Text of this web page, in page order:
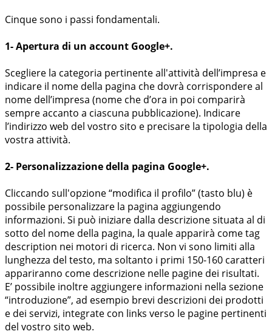
Cinque sono i passi fondamentali.
1- Apertura di un account Google+.
Scegliere la categoria pertinente all'attività dell’impresa e
indicare il nome della pagina che dovrà corrispondere al
nome dell’impresa (nome che d’ora in poi comparirà
sempre accanto a ciascuna pubblicazione). Indicare
l’indirizzo web del vostro sito e precisare la tipologia della
vostra attività.
2- Personalizzazione della pagina Google+.
Cliccando sull'opzione “modifica il profilo” (tasto blu) è
possibile personalizzare la pagina aggiungendo
informazioni. Si può iniziare dalla descrizione situata al di
sotto del nome della pagina, la quale apparirà come tag
description nei motori di ricerca. Non vi sono limiti alla
lunghezza del testo, ma soltanto i primi 150-160 caratteri
appariranno come descrizione nelle pagine dei risultati.
E’ possibile inoltre aggiungere informazioni nella sezione
“introduzione”, ad esempio brevi descrizioni dei prodotti
e dei servizi, integrate con links verso le pagine pertinenti
del vostro sito web.